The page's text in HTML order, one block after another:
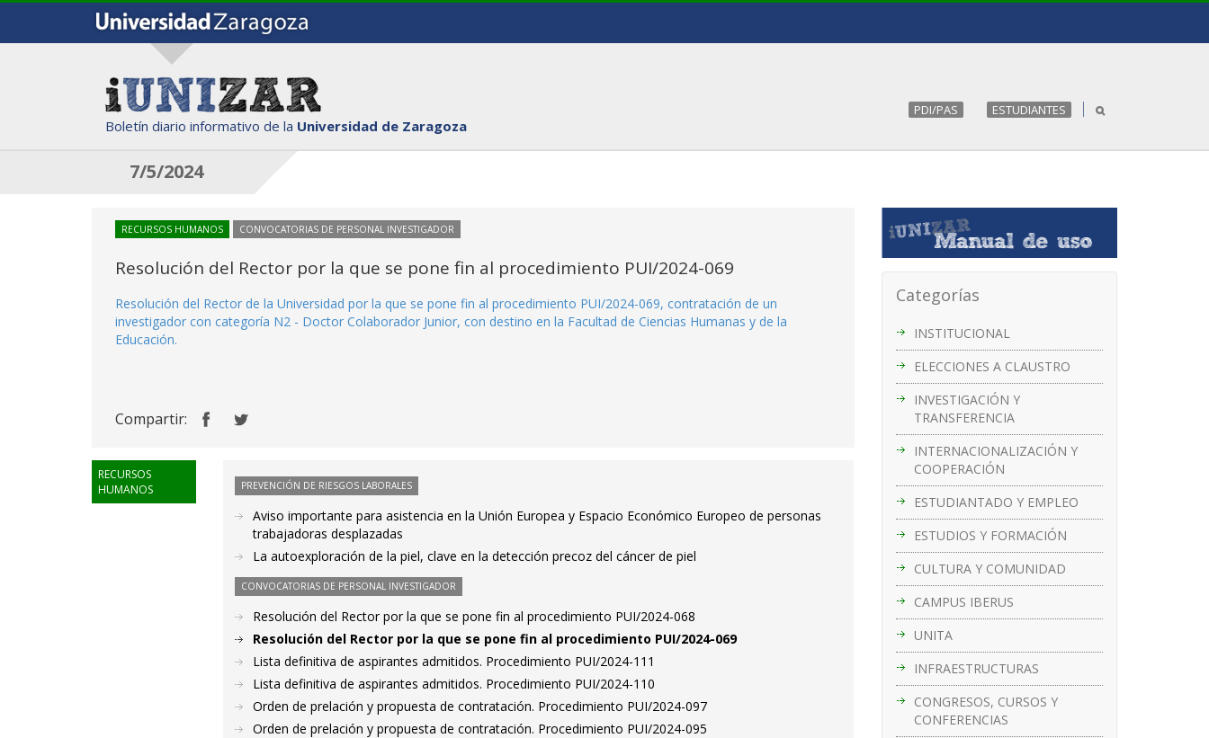
Boletín diario informativo de la Universidad de Zaragoza
PDI/PAS ESTUDIANTES
7/5/2024
Categorías
INSTITUCIONAL
ELECCIONES A CLAUSTRO
INVESTIGACIÓN Y
TRANSFERENCIA
INTERNACIONALIZACIÓN Y
COOPERACIÓN
ESTUDIANTADO Y EMPLEO
ESTUDIOS Y FORMACIÓN
CULTURA Y COMUNIDAD
CAMPUS IBERUS
UNITA
INFRAESTRUCTURAS
CONGRESOS, CURSOS Y
CONFERENCIAS
RECURSOS HUMANOS CONVOCATORIAS DE PERSONAL INVESTIGADOR
Resolución del Rector por la que se pone fin al procedimiento PUI/2024-069
Resolución del Rector de la Universidad por la que se pone fin al procedimiento PUI/2024-069, contratación de un
investigador con categoría N2 - Doctor Colaborador Junior, con destino en la Facultad de Ciencias Humanas y de la
Educación.
Compartir:
RECURSOS
HUMANOS
PREVENCIÓN DE RIESGOS LABORALES
Aviso importante para asistencia en la Unión Europea y Espacio Económico Europeo de personas
trabajadoras desplazadas
La autoexploración de la piel, clave en la detección precoz del cáncer de piel
CONVOCATORIAS DE PERSONAL INVESTIGADOR
Resolución del Rector por la que se pone fin al procedimiento PUI/2024-068
Resolución del Rector por la que se pone fin al procedimiento PUI/2024-069
Lista definitiva de aspirantes admitidos. Procedimiento PUI/2024-111
Lista definitiva de aspirantes admitidos. Procedimiento PUI/2024-110
Orden de prelación y propuesta de contratación. Procedimiento PUI/2024-097
Orden de prelación y propuesta de contratación. Procedimiento PUI/2024-095